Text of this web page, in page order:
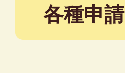
各種申請